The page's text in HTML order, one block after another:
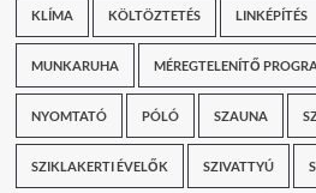
KLÍMA KÖLTÖZTETÉS LINKÉPÍTÉS
MUNKARUHA MÉREGTELENÍTŐ
NYOMTATÓ PÓLÓ SZAUNA
SZIKLAKERTI ÉVELŐK SZIVATTYÚ